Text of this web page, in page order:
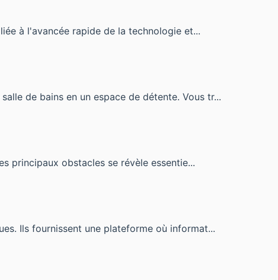
à l'avancée rapide de la technologie et...
de bains en un espace de détente. Vous tr...
principaux obstacles se révèle essentie...
Ils fournissent une plateforme où informat...